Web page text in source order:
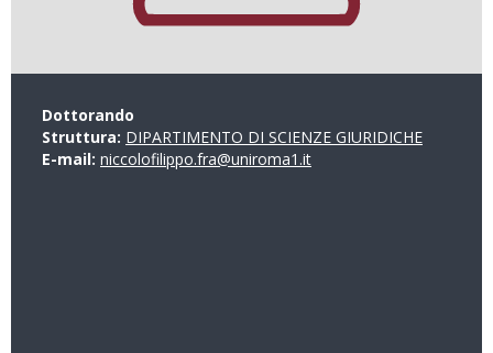
Dottorando
Struttura: DIPARTIMENTO DI SCIENZE GIURIDICHE
E-mail: niccolofilippo.fra@uniroma1.it